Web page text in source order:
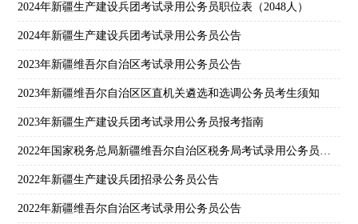
2024年新疆生产建设兵团考试录用公务员职位表（2048人）
2024年新疆生产建设兵团考试录用公务员公告
2023年新疆维吾尔自治区考试录用公务员公告
2023年新疆维吾尔自治区区直机关遴选和选调公务员考生须知
2023年新疆生产建设兵团考试录用公务员报考指南
2022年国家税务总局新疆维吾尔自治区税务局考试录用公务员面试补充公告
2022年新疆生产建设兵团招录公务员公告
2022年新疆维吾尔自治区考试录用公务员公告